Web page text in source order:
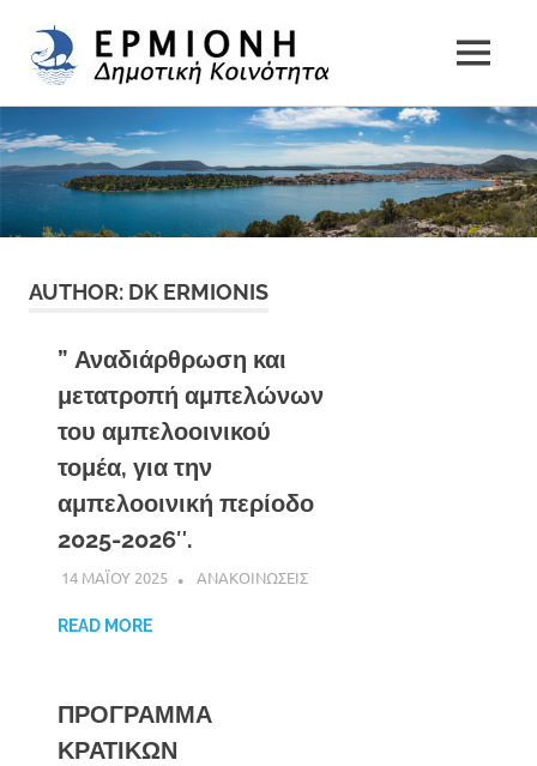
to
content
Δημοτική
Κοινότητα
Ερμιόνης
MENU
AUTHOR: DK ERMIONIS
” Αναδιάρθρωση και
μετατροπή αμπελώνων
του αμπελοοινικού
τομέα, για την
αμπελοοινική περίοδο
2025-2026″.
14 ΜΑΪΟΥ 2025 DK ERMIONIS
ΑΝΑΚΟΙΝΩΣΕΙΣ
READ MORE
ΠΡΟΓΡΑΜΜΑ
ΚΡΑΤΙΚΩΝ